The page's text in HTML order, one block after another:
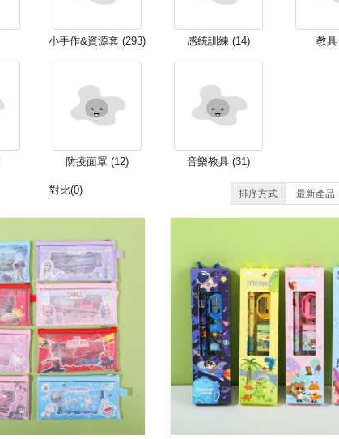
小手作&資源套 (293) 感統訓練 (14) 教
防疫面罩 (12) 音樂教具 (31)
對比(0) 排序方式